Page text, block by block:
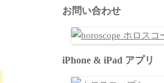
お問い合わせ
iPhone & iPad アプリ